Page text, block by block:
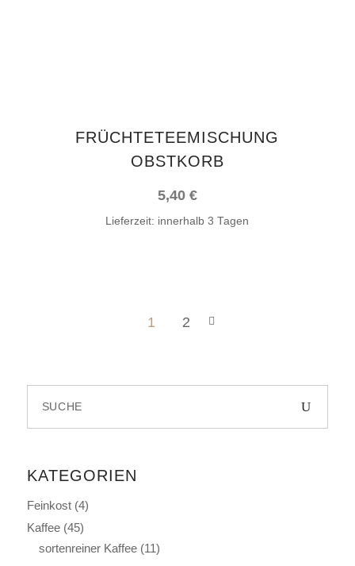
FRÜCHTETEEMISCHUNG
OBSTKORB
5,40 €
Lieferzeit: innerhalb 3 Tagen
1 2
KATEGORIEN
Feinkost (4)
Kaffee (45)
sortenreiner Kaffee (11)